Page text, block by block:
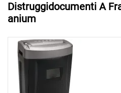
Distruggidocumenti A
Anium